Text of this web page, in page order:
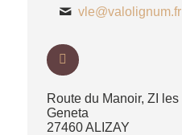
vle@valolignum.fr
Route du Manoir, ZI les
Geneta
27460 ALIZAY